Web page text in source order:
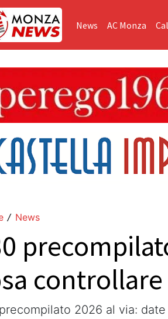
News AC Monza
/ News
2026 al via: